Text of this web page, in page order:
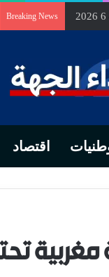
Breaking News
اقتصاد
مغربية